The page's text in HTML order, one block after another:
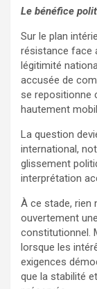
Le bénéfice
Sur le plan
résistance face
légitimité
accusée de
se repositionne
hautement
La question
international,
glissement
interprétation
À ce stade, rien
ouvertement
constitutionnel.
lorsque les
exigences
que la stabilité